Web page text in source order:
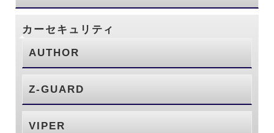
カーセキュリティ
AUTHOR
Z-GUARD
VIPER